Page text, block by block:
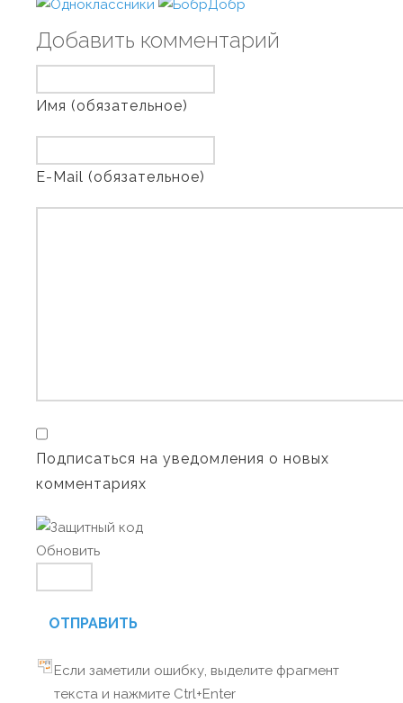
Добавить комментарий
Имя (обязательное)
E-Mail (обязательное)
Подписаться на уведомления о новых
комментариях
Обновить
ОТПРАВИТЬ
Если заметили ошибку, выделите фрагмент
текста и нажмите Ctrl+Enter